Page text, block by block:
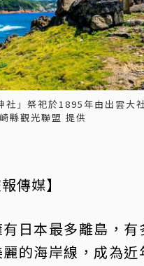
社」祭祀於1895年由出雲大
縣觀光聯盟 提供
傳媒】
日本最多離島，有
的海岸線，成為近